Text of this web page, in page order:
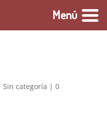
Sin categoría | 0
Menú